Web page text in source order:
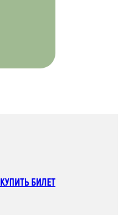
КУПИТЬ БИЛЕТ